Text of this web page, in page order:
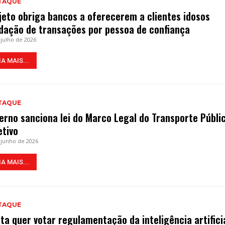
obriga bancos a oferecerem a clientes idosos
de transações por pessoa de confiança
de 2026
MAIS...
sanciona lei do Marco Legal do Transporte
de 2026
MAIS...
quer votar regulamentação da inteligência